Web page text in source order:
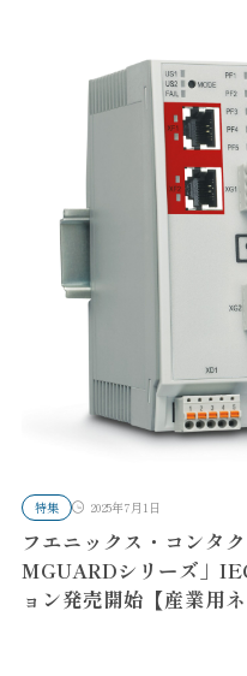
特集 2025年7月1日
フエニックス・コンタ
MGUARDシリーズ」
ョン発売開始【産業用